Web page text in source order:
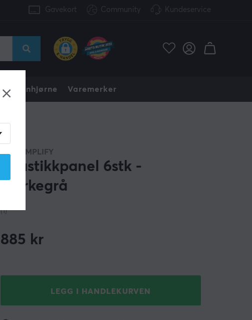
Gavekort Community Kundeservice
Funnhjørne Varemerker
STREAMPLIFY
Akustikkpanel 6stk -
Mørkegrå
(1)
885 kr
LEGG I HANDLEKURVEN